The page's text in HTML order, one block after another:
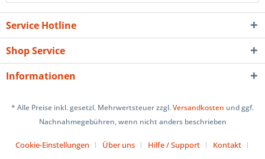
Service Hotline
Shop Service
Informationen
* Alle Preise inkl. gesetzl. Mehrwertsteuer zzgl.Versandkosten und ggf.
Nachnahmegebühren, wenn nicht anders beschrieben
Cookie-Einstellungen Über uns Hilfe / Support
Kontakt